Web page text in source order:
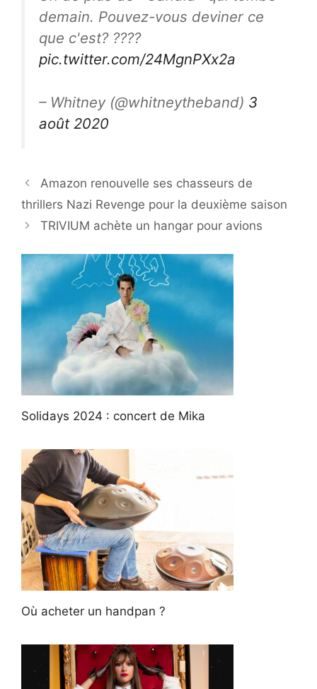
demain. Pouvez-vous deviner ce
que c'est? ????
pic.twitter.com/24MgnPXx2a
– Whitney (@whitneytheband) 3
août 2020
Amazon renouvelle ses chasseurs de
thrillers Nazi Revenge pour la deuxième saison
TRIVIUM achète un hangar pour avions
Solidays 2024 : concert de Mika
Où acheter un handpan ?